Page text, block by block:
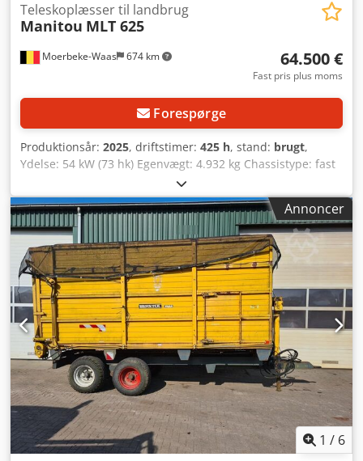
Moerbeke-Waas 674 km
Teleskoplæsser til landbrug
Manitou MLT 625
64.500 €
Fast pris plus moms
Forespørge
Produktionsår: 2025, driftstimer: 425 h, stand: brugt,
Ydelse: 54 kW (73 hk) Egenvægt: 4.932 kg Chassistype: fast
Motormærke: Kubota Løftekapacitet: 2.500 kg Kontakt KEY-
TEC Sales for at få yderligere information. Chjdpfx Agszk D
I Depja
Annoncer
1 / 6